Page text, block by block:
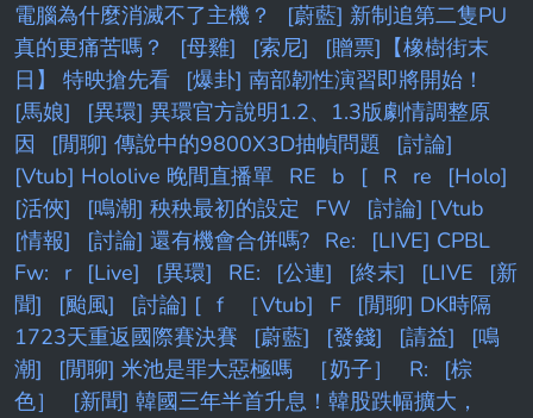
電腦為什麼消滅不了主機？
[蔚藍] 新制追第二隻PU
真的更痛苦嗎？
[母雞] [索尼]
[贈票]【橡樹街末
日】 特映搶先看
[爆卦] 南部韌性演習即將開始！
[馬娘]
[異環] 異環官方說明1.2、1.3版劇情調整原
因
[閒聊] 傳說中的9800X3D抽幀問題
[討論]
[Vtub] Hololive 晚間直播單 RE b [ R re
[Holo]
[活俠]
[鳴潮] 秧秧最初的設定 FW
[討論] [Vtub
[情報]
[討論] 還有機會合併嗎? Re:
[LIVE] CPBL
Fw:
r [Live] [異環] RE: [公連] [終末] [LIVE
[新
聞]
[颱風] [討論] [ f ［Vtub] F
[閒聊] DK時隔
1723天重返國際賽決賽
[蔚藍] [發錢] [請益]
[鳴
潮]
[閒聊] 米池是罪大惡極嗎 ［奶子］ R:
[棕
色］
[新聞] 韓國三年半首升息！韓股跌幅擴大，